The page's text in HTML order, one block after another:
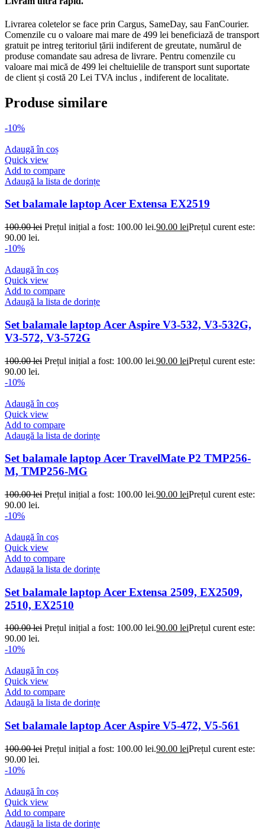
Livrarea coletelor se face prin Cargus, SameDay, sau FanCourier.
Comenzile cu o valoare mai mare de 499 lei beneficiază de transport
gratuit pe intreg teritoriul țării indiferent de greutate, numărul de
produse comandate sau adresa de livrare. Pentru comenzile cu
valoare mai mică de 499 lei cheltuielile de transport sunt suportate
de client și costă 20 Lei TVA inclus , indiferent de localitate.
Produse similare
-10%
Adaugă în coș
Quick view
Add to compare
Adaugă la lista de dorințe
Set balamale laptop Acer Extensa EX2519
100.00lei Prețul inițial a fost: 100.00 lei.90.00 leiPrețul curent este:
90.00 lei.
-10%
Adaugă în coș
Quick view
Add to compare
Adaugă la lista de dorințe
Set balamale laptop Acer Aspire V3-532, V3-532G,
V3-572, V3-572G
100.00lei Prețul inițial a fost: 100.00 lei.90.00 leiPrețul curent este:
90.00 lei.
-10%
Adaugă în coș
Quick view
Add to compare
Adaugă la lista de dorințe
Set balamale laptop Acer TravelMate P2 TMP256-
M, TMP256-MG
100.00lei Prețul inițial a fost: 100.00 lei.90.00 leiPrețul curent este:
90.00 lei.
-10%
Adaugă în coș
Quick view
Add to compare
Adaugă la lista de dorințe
Set balamale laptop Acer Extensa 2509, EX2509,
2510, EX2510
100.00lei Prețul inițial a fost: 100.00 lei.90.00 leiPrețul curent este:
90.00 lei.
-10%
Adaugă în coș
Quick view
Add to compare
Adaugă la lista de dorințe
Set balamale laptop Acer Aspire V5-472, V5-561
100.00lei Prețul inițial a fost: 100.00 lei.90.00 leiPrețul curent este:
90.00 lei.
-10%
Adaugă în coș
Quick view
Add to compare
Adaugă la lista de dorințe